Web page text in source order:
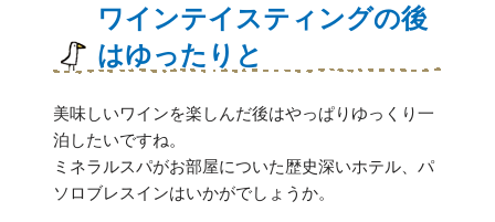
ワインテイスティングの後
はゆったりと
美味しいワインを楽しんだ後はやっぱりゆっくり一
泊したいですね。
ミネラルスパがお部屋についた歴史深いホテル、パ
ソロブレスインはいかがでしょうか。